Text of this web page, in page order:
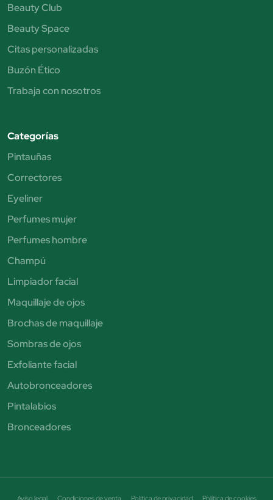
Beauty Club
Beauty Space
Citas personalizadas
Buzón Ético
Trabaja con nosotros
Categorías
Pintauñas
Correctores
Eyeliner
Perfumes mujer
Perfumes hombre
Champú
Limpiador facial
Maquillaje de ojos
Brochas de maquillaje
Sombras de ojos
Exfoliante facial
Autobronceadores
Pintalabios
Bronceadores
Aviso legal Condiciones de venta Política de privacidad Política de cookies